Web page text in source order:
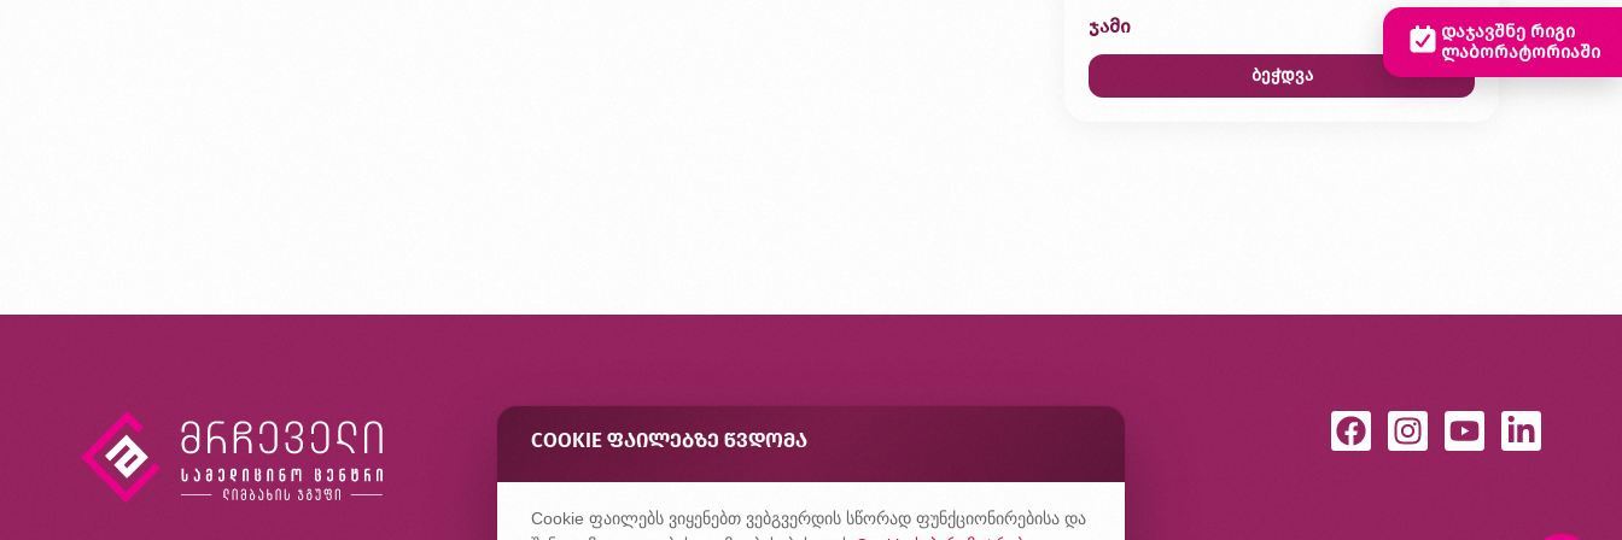
ჯამი 0,00 ₾
ბეჭდვა
ხშირად დასმული კითხვები
კონფიდენციალურობის პოლიტიკა
დაჯავშნე რიგი
ლაბორატორიაში
COOKIE ᲤᲐᲘᲚᲔᲑᲖᲔ ᲬᲕᲓᲝᲛᲐ
Cookie ფაილებს ვიყენებთ ვებგვერდის სწორად ფუნქციონირებისა და